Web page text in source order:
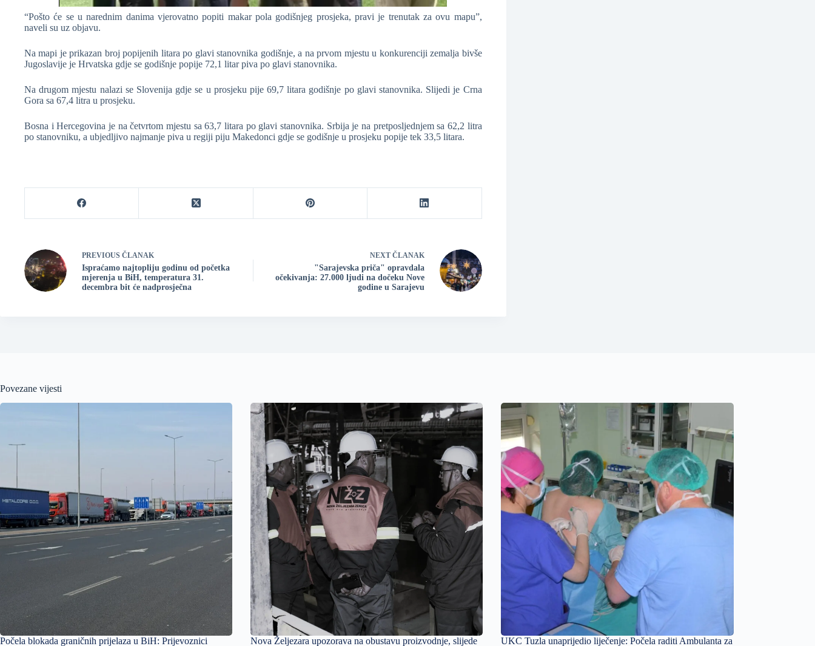
“Pošto će se u narednim danima vjerovatno popiti makar pola godišnjeg prosjeka, pravi je trenutak za ovu mapu”,
naveli su uz objavu.
Na mapi je prikazan broj popijenih litara po glavi stanovnika godišnje, a na prvom mjestu u konkurenciji zemalja bivše
Jugoslavije je Hrvatska gdje se godišnje popije 72,1 litar piva po glavi stanovnika.
Na drugom mjestu nalazi se Slovenija gdje se u prosjeku pije 69,7 litara godišnje po glavi stanovnika. Slijedi je Crna
Gora sa 67,4 litra u prosjeku.
Bosna i Hercegovina je na četvrtom mjestu sa 63,7 litara po glavi stanovnika. Srbija je na pretposljednjem sa 62,2 litra
po stanovniku, a ubjedljivo najmanje piva u regiji piju Makedonci gdje se godišnje u prosjeku popije tek 33,5 litara.
PREVIOUS ČLANAK
Ispraćamo najtopliju godinu od početka
mjerenja u BiH, temperatura 31.
decembra bit će nadprosječna
NEXT ČLANAK
"Sarajevska priča" opravdala
očekivanja: 27.000 ljudi na dočeku Nove
godine u Sarajevu
Povezane vijesti
Počela blokada graničnih prijelaza u BiH: Prijevoznici Nova Željezara upozorava na obustavu proizvodnje, slijede UKC Tuzla unaprijedio liječenje: Počela raditi Ambulanta za